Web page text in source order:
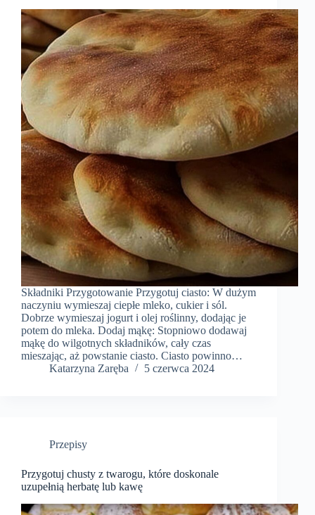
Składniki Przygotowanie Przygotuj ciasto: W dużym
naczyniu wymieszaj ciepłe mleko, cukier i sól.
Dobrze wymieszaj jogurt i olej roślinny, dodając je
potem do mleka. Dodaj mąkę: Stopniowo dodawaj
mąkę do wilgotnych składników, cały czas
mieszając, aż powstanie ciasto. Ciasto powinno…
Katarzyna Zaręba
5 czerwca 2024
Przepisy
Przygotuj chusty z twarogu, które doskonale
uzupełnią herbatę lub kawę